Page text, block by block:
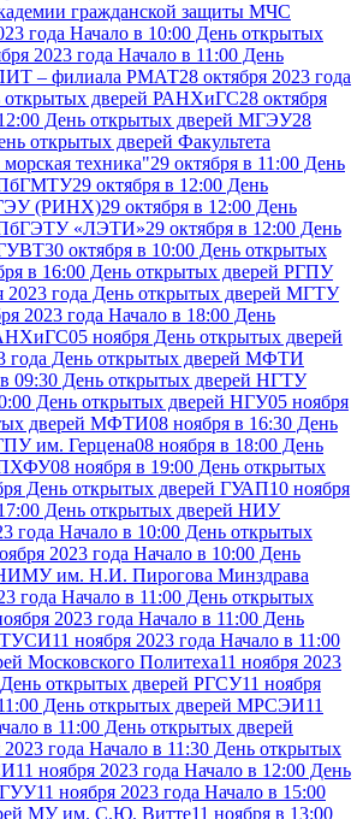
гражданской защиты МЧС
года Начало в 10:00 День открытых
2023 года Начало в 11:00 День
– филиала РМАТ28 октября 2023 года
открытых дверей РАНХиГС28 октября
День открытых дверей МГЭУ28
открытых дверей Факультета
техника"29 октября в 11:00 День
29 октября в 12:00 День
(РИНХ)29 октября в 12:00 День
«ЛЭТИ»29 октября в 12:00 День
30 октября в 10:00 День открытых
в 16:00 День открытых дверей РГПУ
2023 года День открытых дверей МГТУ
2023 года Начало в 18:00 День
05 ноября День открытых дверей
года День открытых дверей МФТИ
09:30 День открытых дверей НГТУ
День открытых дверей НГУ05 ноября
дверей МФТИ08 ноября в 16:30 День
им. Герцена08 ноября в 18:00 День
08 ноября в 19:00 День открытых
День открытых дверей ГУАП10 ноября
День открытых дверей НИУ
года Начало в 10:00 День открытых
2023 года Начало в 10:00 День
им. Н.И. Пирогова Минздрава
года Начало в 11:00 День открытых
2023 года Начало в 11:00 День
11 ноября 2023 года Начало в 11:00
Московского Политеха11 ноября 2023
День открытых дверей РГСУ11 ноября
День открытых дверей МРСЭИ11
в 11:00 День открытых дверей
2023 года Начало в 11:30 День открытых
11 ноября 2023 года Начало в 12:00 День
11 ноября 2023 года Начало в 15:00
МУ им. С.Ю. Витте11 ноября в 13:00